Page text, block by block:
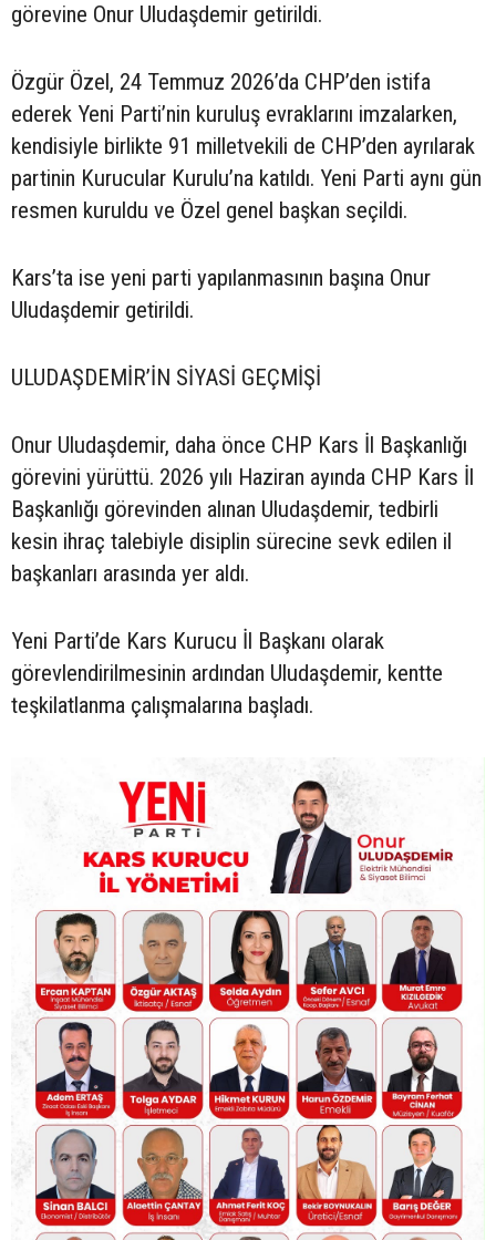
görevine Onur Uludaşdemir getirildi.
Özgür Özel, 24 Temmuz 2026’da CHP’den istifa
ederek Yeni Parti’nin kuruluş evraklarını imzalarken,
kendisiyle birlikte 91 milletvekili de CHP’den ayrılarak
partinin Kurucular Kurulu’na katıldı. Yeni Parti aynı gün
resmen kuruldu ve Özel genel başkan seçildi.
Kars’ta ise yeni parti yapılanmasının başına Onur
Uludaşdemir getirildi.
ULUDAŞDEMİR’İN SİYASİ GEÇMİŞİ
Onur Uludaşdemir, daha önce CHP Kars İl Başkanlığı
görevini yürüttü. 2026 yılı Haziran ayında CHP Kars İl
Başkanlığı görevinden alınan Uludaşdemir, tedbirli
kesin ihraç talebiyle disiplin sürecine sevk edilen il
başkanları arasında yer aldı.
Yeni Parti’de Kars Kurucu İl Başkanı olarak
görevlendirilmesinin ardından Uludaşdemir, kentte
teşkilatlanma çalışmalarına başladı.